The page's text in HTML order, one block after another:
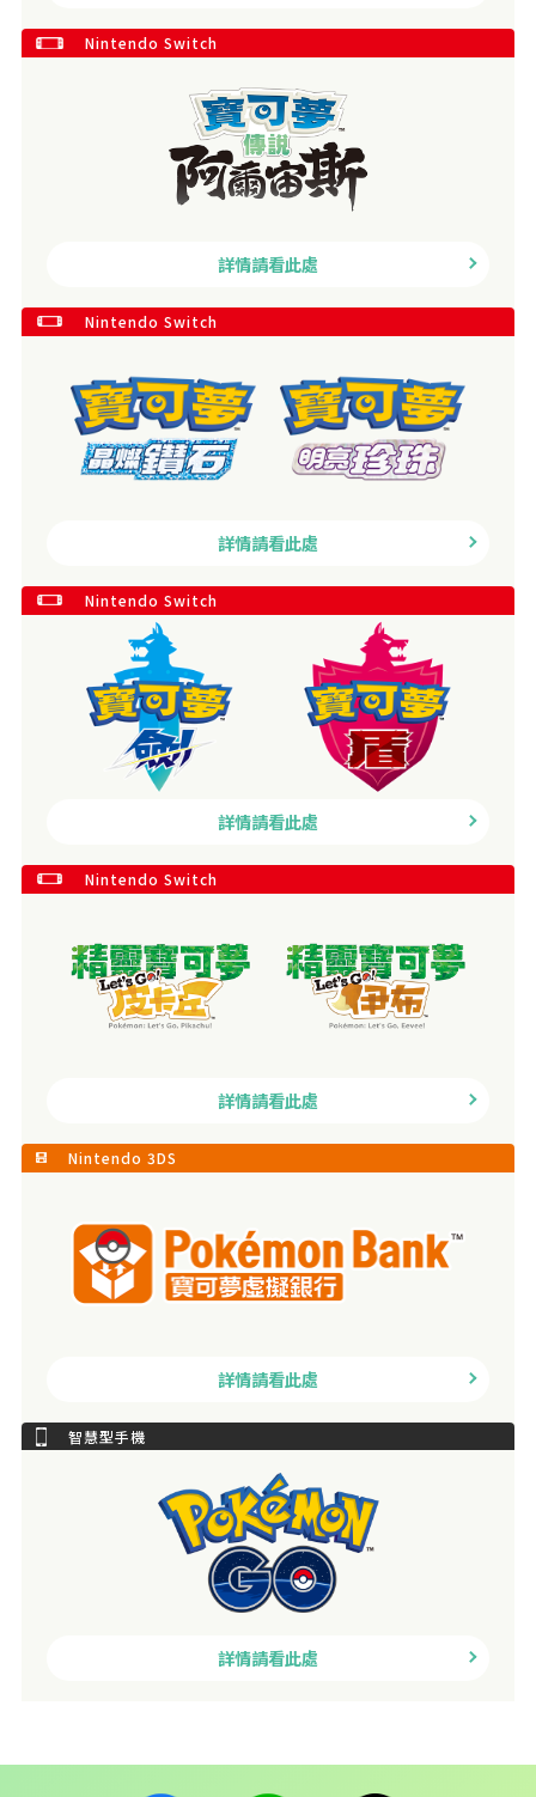
Nintendo Switch
詳情請看此處
Nintendo Switch
詳情請看此處
Nintendo Switch
詳情請看此處
Nintendo Switch
詳情請看此處
Nintendo 3DS
詳情請看此處
智慧型手機
詳情請看此處